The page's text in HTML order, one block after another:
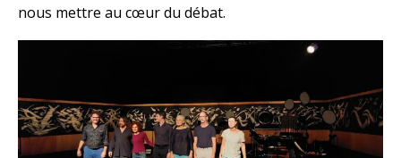
nous mettre au cœur du débat.